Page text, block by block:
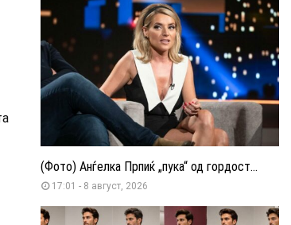
(Фото) Анѓелка Прпиќ „пука“ од гордост...
17:01 - 8 август, 2026